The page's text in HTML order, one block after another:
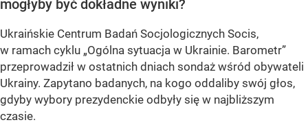
mogłyby być dokładne wyniki?
Ukraińskie Centrum Badań Socjologicznych Socis,
w ramach cyklu „Ogólna sytuacja w Ukrainie. Barometr”
przeprowadził w ostatnich dniach sondaż wśród obywateli
Ukrainy. Zapytano badanych, na kogo oddaliby swój głos,
gdyby wybory prezydenckie odbyły się w najbliższym
czasie.